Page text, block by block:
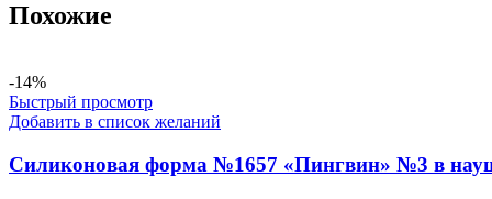
Похожие
-14%
Быстрый просмотр
Добавить в список желаний
Силиконовая форма №1657 «Пингвин» №3 в